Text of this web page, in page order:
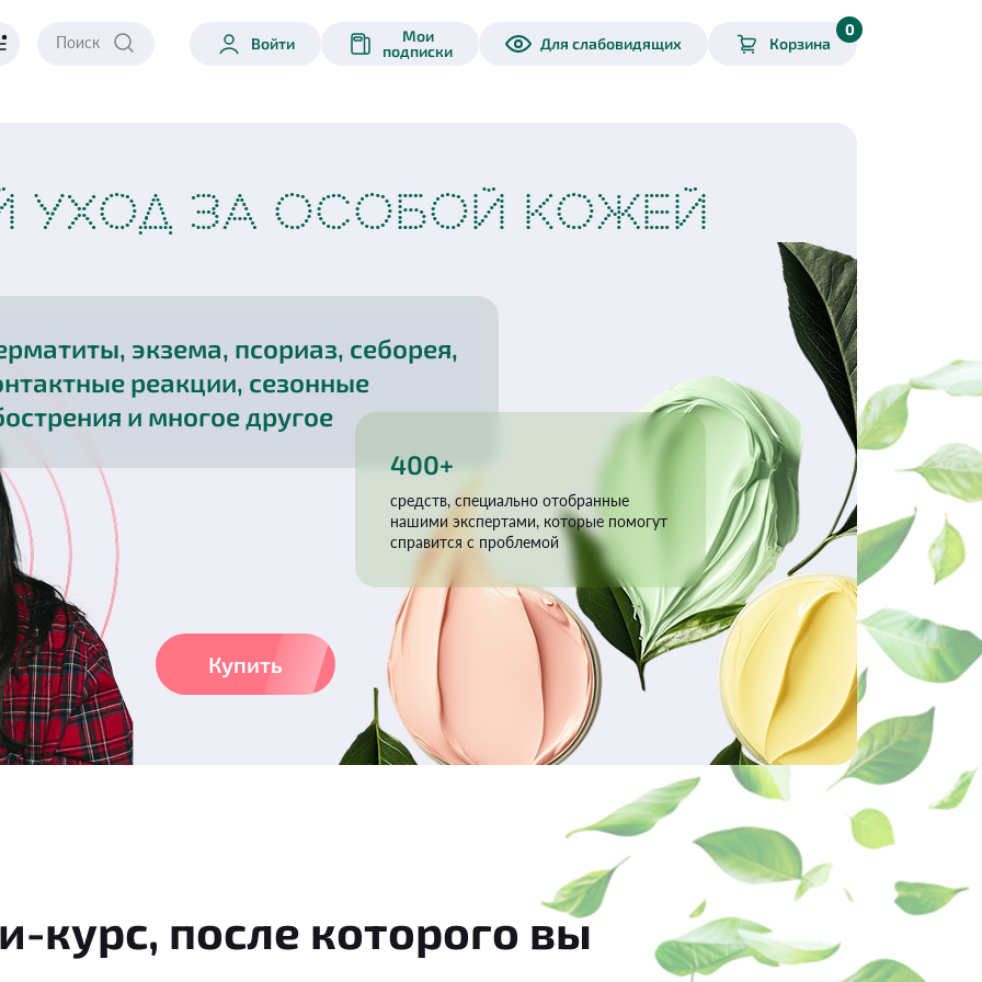
Войти
Мои
подписки
Для слабовидящих Корзина
0
УХОД ЗА ОСОБОЙ КОЖЕЙ
экзема, псориаз, себорея,
реакции, сезонные
и многое другое
400+
средств, специально отобранные
нашими экспертами, которые помогут
справится с проблемой
Купить
курс, после которого вы